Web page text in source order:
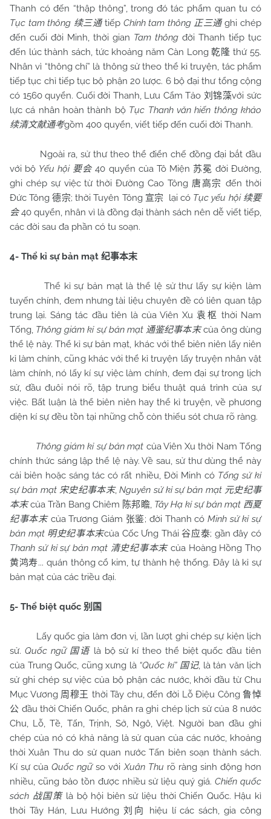
Thanh có đến “thập thông”, trong đó tác phẩm quan tu có
Tục tam thông 续三通 tiếp Chính tam thông 正三通 ghi chép
đến cuối đời Minh, thời gian Tam thông đời Thanh tiếp tục
đến lúc thành sách, tức khoảng năm Càn Long乾隆 thứ 55.
Nhân vì “thông chí” là thông sử theo thể kỉ truyện, tác phẩm
tiếp tục chỉ tiếp tục bộ phận 20 lược. 6 bộ đại thư tổng cộng
có 1560 quyển. Cuối đời Thanh, Lưu Cẩm Tảo 刘锦藻với sức
lực cá nhân hoàn thành bộ Tục Thanh văn hiến thông khảo
续清文献通考gồm 400 quyển, viết tiếp đến cuối đời Thanh.
Ngoài ra, sử thư theo thể điển chế đồng đại bắt đầu
với bộ Yếu hội 要会 40 quyển của Tô Miện 苏冕 đời Đường,
ghi chép sự việc từ thời Đường Cao Tông 唐高宗 đến thời
Đức Tông德宗; thời Tuyên Tông 宣宗 lại có Tục yếu hội 续要
会 40 quyển, nhân vì là đồng đại thành sách nên dễ viết tiếp,
các đời sau đa phần có tu soạn.
4- Thể kỉ sự bản mạt 纪事本末
Thể kỉ sự bản mạt là thể lệ sử thư lấy sự kiện làm
tuyến chính, đem nhưng tài liệu chuyên đề có liên quan tập
trung lại. Sáng tác đầu tiên là của Viên Xu袁枢 thời Nam
Tống, Thông giám kỉ sự bản mạt 通鉴纪事本末 của ông dùng
thể lệ này. Thể kỉ sự bản mạt, khác với thể biên niên lấy niên
kỉ làm chính, cũng khác với thể kỉ truyện lấy truyện nhân vật
làm chính, nó lấy kí sự việc làm chính, đem đại sự trong lịch
sử, đầu đuôi nói rõ, tập trung biểu thuật quá trình của sự
việc. Bất luận là thể biên niên hay thể kỉ truyện, về phương
diện kí sự đều tồn tại những chỗ còn thiếu sót chưa rõ ràng.
Thông giám kỉ sự bản mạt của Viên Xu thời Nam Tống
chính thức sáng lập thể lệ này. Về sau, sử thư dùng thể này
cải biên hoặc sáng tác có rất nhiều, Đời Minh có Tống sử kỉ
sự bản mạt 宋史纪事本末,Nguyên sử kỉ sự bản mạt 元史纪事
本末 của Trần Bang Chiêm 陈邦瞻, Tây Hạ kỉ sự bản mạt 西夏
纪事本末 của Trương Giám 张鉴; đời Thanh có Minh sử kỉ sự
bản mạt 明史纪事本末của Cốc Ưng Thái谷应泰; gần đây có
Thanh sử kỉ sự bản mạt 清史纪事本末 của Hoàng Hồng Thọ
黄鸿寿... quán thông cổ kim, tự thành hệ thống. Đây là kỉ sự
bản mạt của các triều đại.
5- Thể biệt quốc 别国
Lấy quốc gia làm đơn vị, lần lượt ghi chép sự kiện lịch
sử. Quốc ngữ 国语 là bộ sử kí theo thể biệt quốc đầu tiên
của Trung Quốc, cũng xưng là “Quốc kí” 国记, là tản văn lịch
sử ghi chép sự việc của bộ phận các nước, khởi đầu từ Chu
Mục Vương 周穆王 thời Tây chu, đến đời Lỗ Điệu Công鲁悼
公 đầu thời Chiến Quốc, phân ra ghi chép lịch sử của 8 nước
Chu, Lỗ, Tề, Tấn, Trịnh, Sở, Ngô, Việt. Người ban đầu ghi
chép của nó có khả năng là sử quan của các nước, khoảng
thời Xuân Thu do sử quan nước Tấn biên soạn thành sách.
Kí sự củaQuốc ngữso vớiXuân Thu rõ ràng sinh động hơn
nhiều, cũng bảo tồn được nhiều sử liệu quý giá.Chiến quốc
sách 战国策 là bộ hội biên sử liệu thời Chiến Quốc. Hậu kì
thời Tây Hán, Lưu Hướng刘向
hiệu lí các sách, gia công